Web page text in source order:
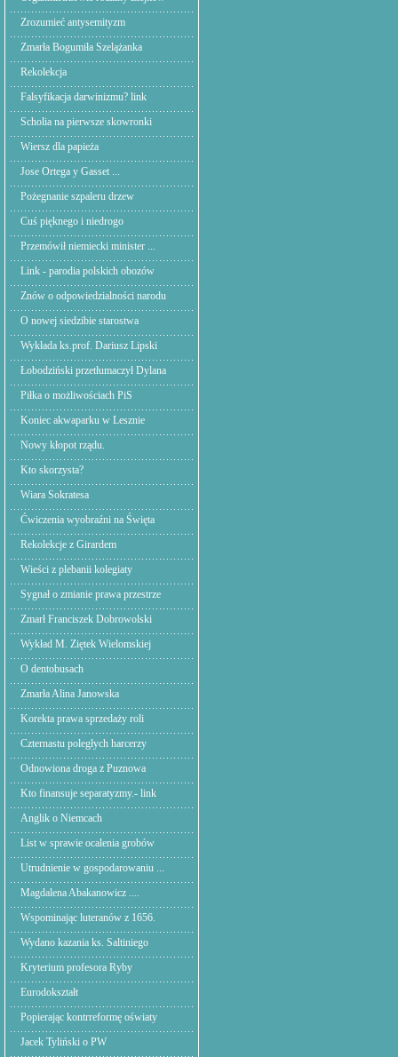
Zrozumieć antysemityzm
Zmarła Bogumiła Szelążanka
Rekolekcja
Falsyfikacja darwinizmu? link
Scholia na pierwsze skowronki
Wiersz dla papieża
Jose Ortega y Gasset ...
Pożegnanie szpaleru drzew
Cuś pięknego i niedrogo
Przemówił niemiecki minister ...
Link - parodia polskich obozów
Znów o odpowiedzialności narodu
O nowej siedzibie starostwa
Wykłada ks.prof. Dariusz Lipski
Łobodziński przetłumaczył Dylana
Piłka o możliwościach PiS
Koniec akwaparku w Lesznie
Nowy kłopot rządu.
Kto skorzysta?
Wiara Sokratesa
Ćwiczenia wyobraźni na Święta
Rekolekcje z Girardem
Wieści z plebanii kolegiaty
Sygnał o zmianie prawa przestrze
Zmarł Franciszek Dobrowolski
Wykład M. Ziętek Wielomskiej
O dentobusach
Zmarła Alina Janowska
Korekta prawa sprzedaży roli
Czternastu poległych harcerzy
Odnowiona droga z Puznowa
Kto finansuje separatyzmy.- link
Anglik o Niemcach
List w sprawie ocalenia grobów
Utrudnienie w gospodarowaniu ...
Magdalena Abakanowicz ....
Wspominając luteranów z 1656.
Wydano kazania ks. Saltiniego
Kryterium profesora Ryby
Eurodokształt
Popierając kontrreformę oświaty
Jacek Tyliński o PW